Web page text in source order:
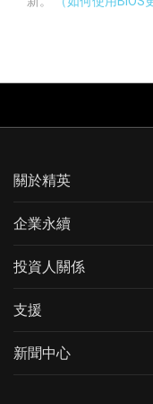
關於精英
企業永續
投資人關係
支援
新聞中心